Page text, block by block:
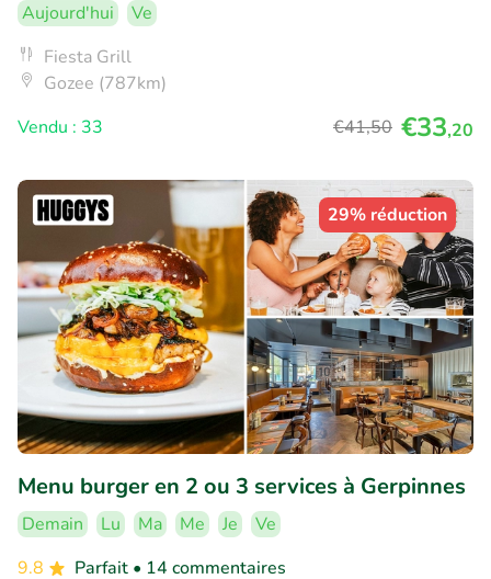
Aujourd'hui
Ve
Fiesta Grill
Gozee (787km)
Vendu : 33
€41,50 €33,20
29% réduction
Menu burger en 2 ou 3 services à Gerpinnes
Demain Lu Ma Me Je
Ve
9.8
Parfait • 14 commentaires